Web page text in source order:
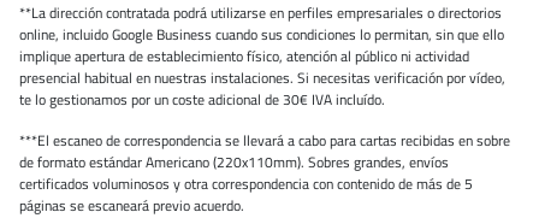
**La dirección contratada podrá utilizarse en perfiles empresariales o directorios
online, incluido Google Business cuando sus condiciones lo permitan, sin que ello
implique apertura de establecimiento físico, atención al público ni actividad
presencial habitual en nuestras instalaciones. Si necesitas verificación por vídeo,
te lo gestionamos por un coste adicional de 30€ IVA incluído.
***El escaneo de correspondencia se llevará a cabo para cartas recibidas en sobre
de formato estándar Americano (220x110mm). Sobres grandes, envíos
certificados voluminosos y otra correspondencia con contenido de más de 5
páginas se escaneará previo acuerdo.